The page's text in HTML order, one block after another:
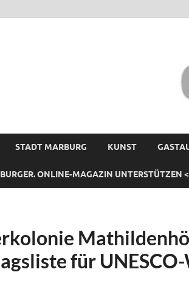
STADT MARBURG KUNST
ONLINE-MAGAZIN UNTERSTÜTZEN
für